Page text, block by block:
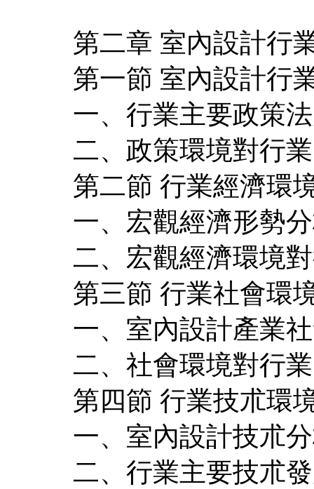
第二章 室內設計行
第一節 室內設計行
一、行業主要政策
二、政策環境對行
第二節 行業經濟環
一、宏觀經濟形勢
二、宏觀經濟環境
第三節 行業社會環
一、室內設計產業
二、社會環境對行
第四節 行業技朮環
一、室內設計技朮
二、行業主要技朮